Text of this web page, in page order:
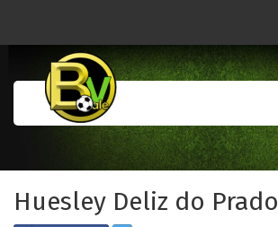
Huesley Deliz do Prado